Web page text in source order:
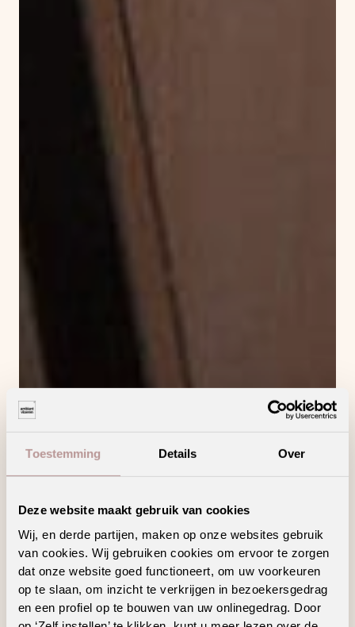
Toestemming Details Over
Deze website maakt gebruik van cookies
Wij, en derde partijen, maken op onze websites gebruik
van cookies. Wij gebruiken cookies om ervoor te zorgen
dat onze website goed functioneert, om uw voorkeuren
op te slaan, om inzicht te verkrijgen in bezoekersgedrag
en een profiel op te bouwen van uw onlinegedrag. Door